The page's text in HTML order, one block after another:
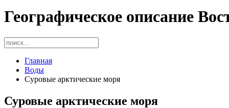
Географическое описание
Главная
Воды
Суровые арктические моря
Суровые арктические моря